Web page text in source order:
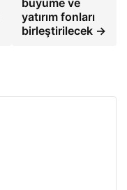
yatırım fonları
birleştirilecek →